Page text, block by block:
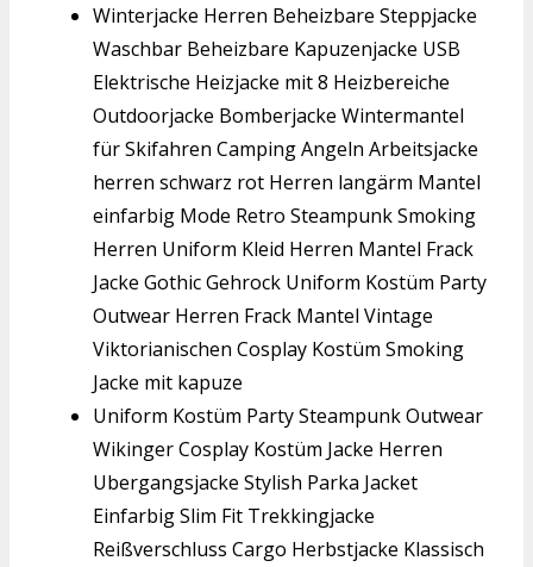
Winterjacke Herren Beheizbare Steppjacke
Waschbar Beheizbare Kapuzenjacke USB
Elektrische Heizjacke mit 8 Heizbereiche
Outdoorjacke Bomberjacke Wintermantel
für Skifahren Camping Angeln Arbeitsjacke
herren schwarz rot Herren langärm Mantel
einfarbig Mode Retro Steampunk Smoking
Herren Uniform Kleid Herren Mantel Frack
Jacke Gothic Gehrock Uniform Kostüm Party
Outwear Herren Frack Mantel Vintage
Viktorianischen Cosplay Kostüm Smoking
Jacke mit kapuze
Uniform Kostüm Party Steampunk Outwear
Wikinger Cosplay Kostüm Jacke Herren
Ubergangsjacke Stylish Parka Jacket
Einfarbig Slim Fit Trekkingjacke
Reißverschluss Cargo Herbstjacke Klassisch